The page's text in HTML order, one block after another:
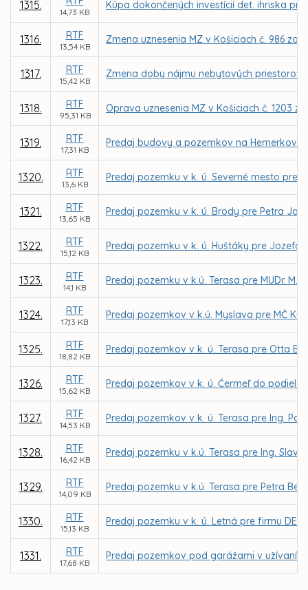
1315.
14,73 KB
Kúpa dokončených investícií det. ihriska
1316. RTF
13,54 KB
Zmena uznesenia MZ v Košiciach č. 986 zo
1317. RTF
15,42 KB
Zmena doby nájmu nebytových priestorov
1318. RTF
95,31 KB
Oprava uznesenia MZ v Košiciach č. 1203
1319. RTF
17,31 KB
Predaj budovy a pozemkov na
1320. RTF
13,6 KB
Predaj pozemku v k. ú. Severné mesto pre
1321. RTF
13,65 KB
Predaj pozemku v k. ú. Brody pre Petra
1322. RTF
15,12 KB
Predaj pozemku v k. ú. Huštáky pre Jozefa
1323. RTF
14,1 KB
Predaj pozemku v k.ú. Terasa pre MUDr.
1324. RTF
17,13 KB
Predaj pozemkov v k.ú. Myslava pre MČ
1325. RTF
18,82 KB
Predaj pozemkov v k. ú. Terasa pre Otta
1326. RTF
15,62 KB
Predaj pozemkov v k. ú. Čermeľ do
1327. RTF
14,53 KB
Predaj pozemkov v k. ú. Terasa pre Ing.
1328. RTF
16,42 KB
Predaj pozemku v k.ú. Terasa pre Ing.
1329. RTF
14,09 KB
Predaj pozemku v k.ú. Terasa pre Petra
1330. RTF
15,13 KB
Predaj pozemku v k. ú. Letná pre firmu
1331. RTF
17,68 KB
Predaj pozemkov pod garážami v užívaní